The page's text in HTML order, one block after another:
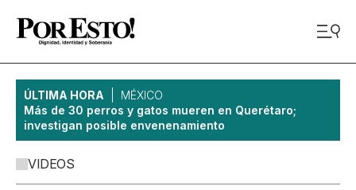
ÚLTIMA HORA
MÉXICO
Más de 30 perros y gatos mueren en Querétaro;
investigan posible envenenamiento
VIDEOS